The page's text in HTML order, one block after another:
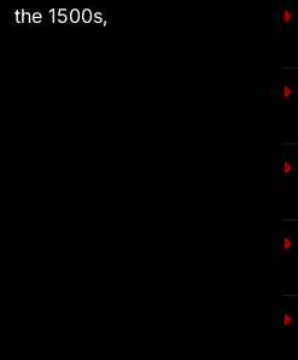
the 1500s,